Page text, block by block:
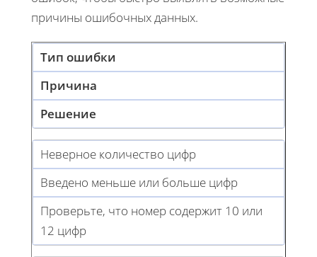
причины ошибочных данных.
Тип ошибки
Причина
Решение
Неверное количество цифр
Введено меньше или больше цифр
Проверьте, что номер содержит 10 или
12 цифр